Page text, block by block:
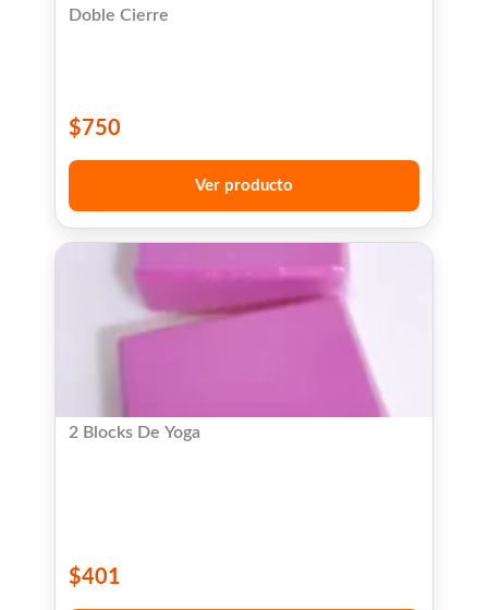
Doble Cierre
$750
Ver producto
2 Blocks De Yoga
$401